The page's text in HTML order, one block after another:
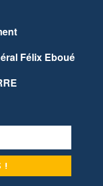
Félix Eboué
!